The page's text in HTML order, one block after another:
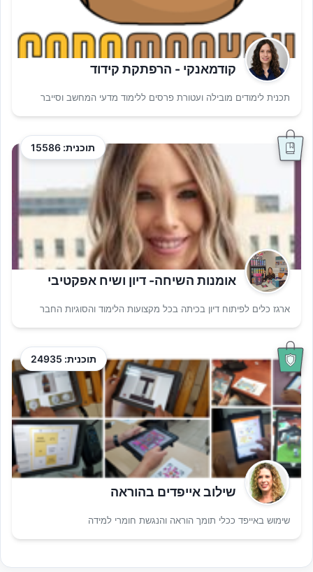
קודמאנקי - הרפתקת קידוד
תכנית לימודים מובילה ועטורת פרסים ללימוד מדעי המחשב וסייבר
תוכנית: 15586
אומנות השיחה- דיון ושיח אפקטיבי
ארגז כלים לפיתוח דיון בכיתה בכל מקצועות הלימוד והסוגיות החבר
תוכנית: 24935
שילוב אייפדים בהוראה
שימוש באייפד ככלי תומך הוראה והנגשת חומרי למידה